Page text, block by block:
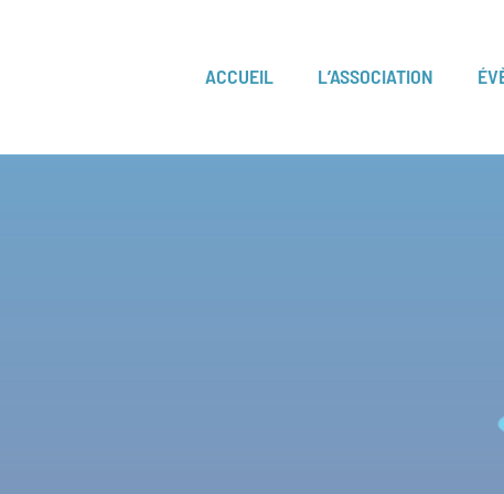
ACCUEIL L’ASSOCIATION